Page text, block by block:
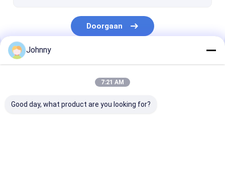
304 1/2H 3/4H H roestvrijstalen spoel
301 1/2H 3/4H H Roestvrijstalen spoel
ROESTVRIJ STALEN STRIP
Doorgaan
Onze Categorieën
Johnny
7:21 AM
Good day, what product are you looking for?